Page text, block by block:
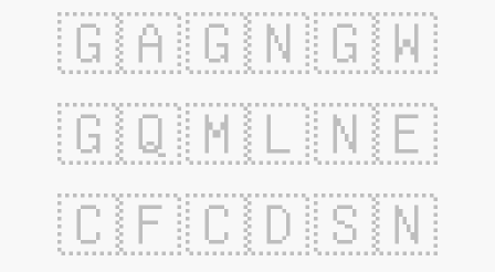
🇬🇦🇬🇳🇬🇼
🇬🇶🇲🇱🇳🇪
🇨🇫🇨🇩🇸🇳